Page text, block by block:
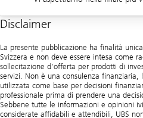
Clienti aziendali 0844 853 003
Agenzie
Disclaimer
La presente pubblicazione ha finalità
Svizzera e non deve essere intesa come
sollecitazione d’offerta per prodotti di
servizi. Non è una consulenza finanziaria,
utilizzata come base per decisioni
professionale prima di prendere una
Sebbene tutte le informazioni e opinioni
considerate affidabili e attendibili, UBS